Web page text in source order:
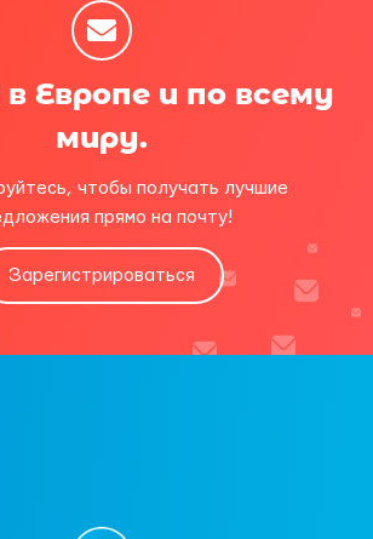
Европе и по всему
миру.
чтобы получать лучшие
прямо на почту!
Зарегистрироваться